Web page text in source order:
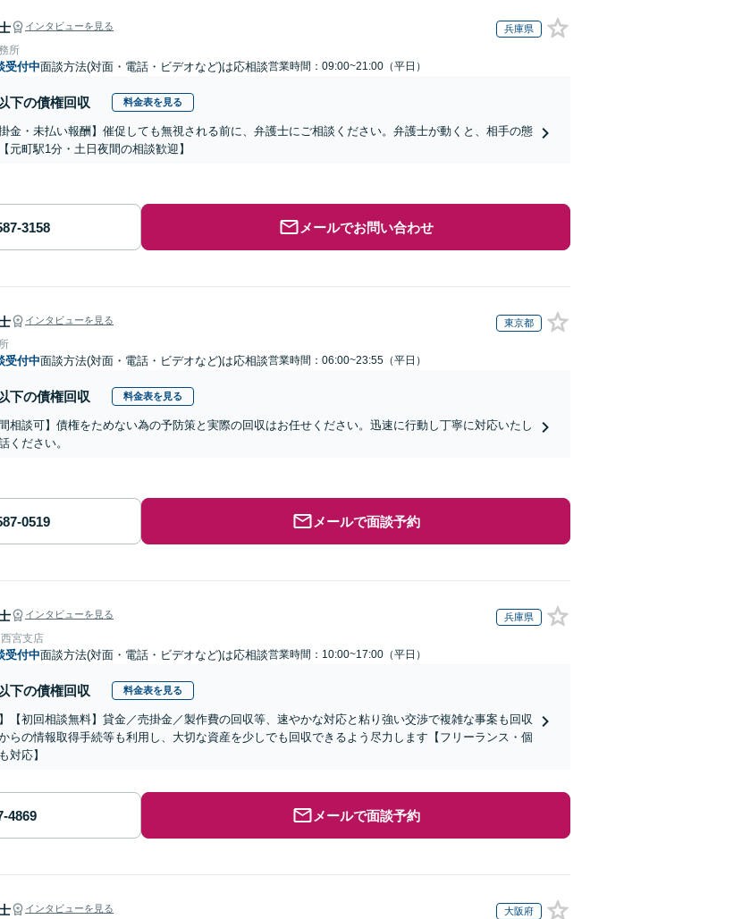
インタビューを見る 兵庫県
所
受付中面談方法(対面・電話・ビデオなど)は応相談営業時間：09:00~21:00（平日）
下の債権回収 料金表を見る
金・未払い報酬】催促しても無視される前に、弁護士にご相談ください。弁護士が動くと、相手の態
元町駅1分・土日夜間の相談歓迎】
メールでお問い合わせ
インタビューを見る 東京都
受付中面談方法(対面・電話・ビデオなど)は応相談営業時間：06:00~23:55（平日）
下の債権回収 料金表を見る
相談可】債権をためない為の予防策と実際の回収はお任せください。迅速に行動し丁寧に対応いたし
ください。
メールで面談予約
インタビューを見る 兵庫県
宮支店
受付中面談方法(対面・電話・ビデオなど)は応相談営業時間：10:00~17:00（平日）
下の債権回収 料金表を見る
【初回相談無料】貸金／売掛金／製作費の回収等、速やかな対応と粘り強い交渉で複雑な事案も回収
らの情報取得手続等も利用し、大切な資産を少しでも回収できるよう尽力します【フリーランス・個
対応】
メールで面談予約
インタビューを見る 大阪府